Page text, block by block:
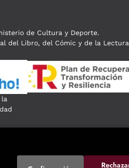
de Cultura y Deporte.
del Libro, del Cómic y de la Lectura